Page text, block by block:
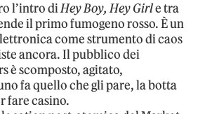
l’intro diHey Boy, Hey Girle tra
il primo fumogeno rosso. È un
come strumento di caos
ancora. Il pubblico dei
è scomposto, agitato,
fa quello che gli pare, la botta
fare casino.